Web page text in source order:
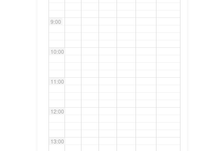
9:00
10:00
11:00
12:00
13:00